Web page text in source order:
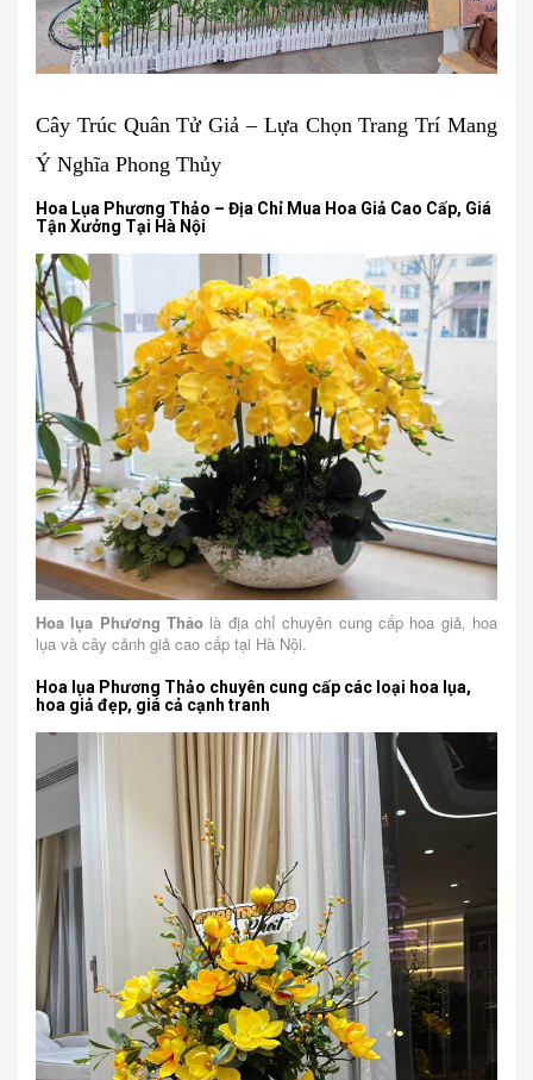
Cây Trúc Quân Tử Giả – Lựa Chọn Trang Trí Mang
Ý Nghĩa Phong Thủy
Hoa Lụa Phương Thảo – Địa Chỉ Mua Hoa Giả Cao Cấp, Giá
Tận Xưởng Tại Hà Nội
Hoa lụa Phương Thảo là địa chỉ chuyên cung cấp hoa giả, hoa
lụa và cây cảnh giả cao cấp tại Hà Nội.
Hoa lụa Phương Thảo chuyên cung cấp các loại hoa lụa,
hoa giả đẹp, giá cả cạnh tranh